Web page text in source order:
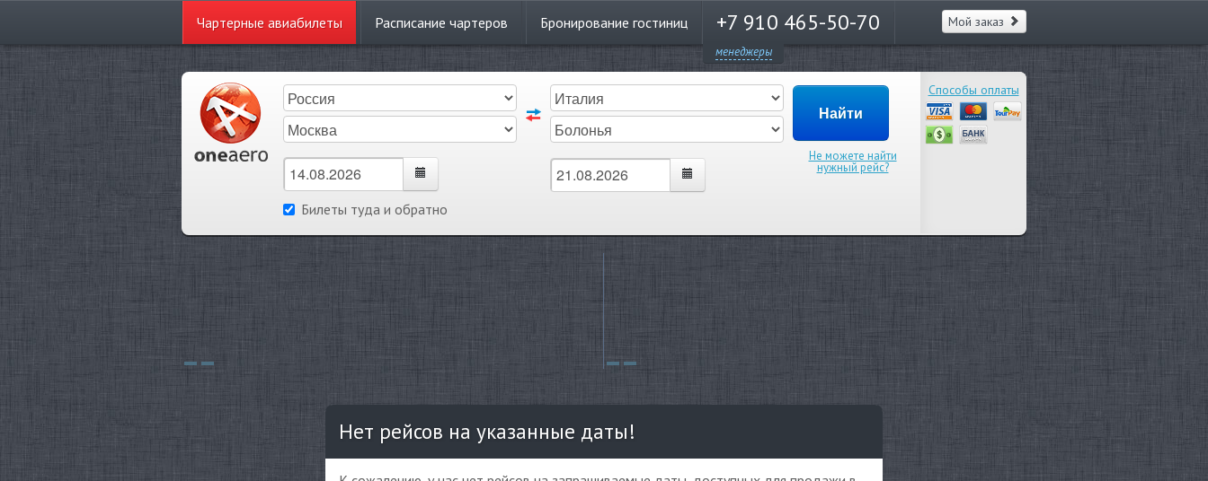
Чартерные авиабилеты Расписание чартеров Бронирование гостиниц +7 910 465-50-70
менеджеры
Мой заказ
Билеты туда и обратно
Не можете найти
нужный рейс?
Способы оплаты
Нет рейсов на указанные даты!